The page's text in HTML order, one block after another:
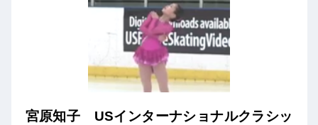
宮原知子 USインターナショナルクラシッ